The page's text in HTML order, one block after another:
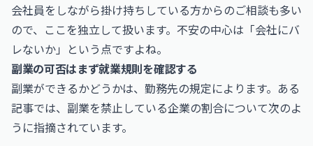
会社員をしながら掛け持ちしている方からのご相談も多い
ので、ここを独立して扱います。不安の中心は「会社にバ
レないか」という点ですよね。
副業の可否はまず就業規則を確認する
副業ができるかどうかは、勤務先の規定によります。ある
記事では、副業を禁止している企業の割合について次のよ
うに指摘されています。